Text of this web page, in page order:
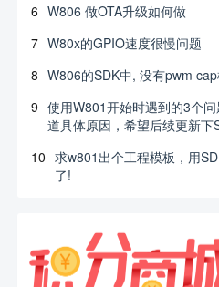
6 W806 做OTA升级如何做
7 W80x的GPIO速度很慢问题
8 W806的SDK中, 没有pwm
9 使用W801开始时遇到的3个
道具体原因，希望后续更新下
10 求w801出个工程模板，用
了!